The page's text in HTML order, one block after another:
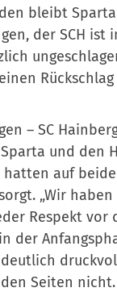
bleibt
der SCH ist
– SC
und den
hatten auf
„Wir
Respekt vor
der
Seiten nicht.